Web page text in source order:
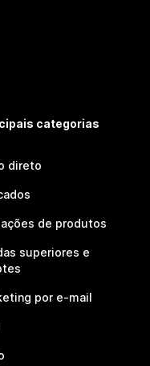
categorias
direto
de produtos
superiores e
por e-mail